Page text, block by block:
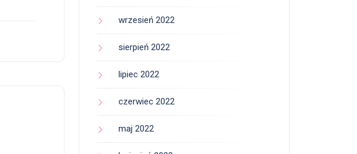
wrzesień 2022
sierpień 2022
lipiec 2022
czerwiec 2022
maj 2022